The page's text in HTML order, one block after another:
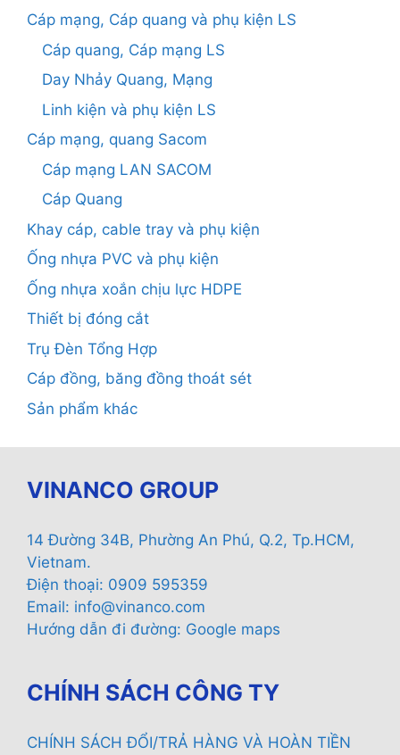
Cáp mạng, Cáp quang và phụ kiện LS
Cáp quang, Cáp mạng LS
Day Nhảy Quang, Mạng
Linh kiện và phụ kiện LS
Cáp mạng, quang Sacom
Cáp mạng LAN SACOM
Cáp Quang
Khay cáp, cable tray và phụ kiện
Ống nhựa PVC và phụ kiện
Ống nhựa xoắn chịu lực HDPE
Thiết bị đóng cắt
Trụ Đèn Tổng Hợp
Cáp đồng, băng đồng thoát sét
Sản phẩm khác
VINANCO GROUP
14 Đường 34B, Phường An Phú, Q.2, Tp.HCM,
Vietnam.
Điện thoại: 0909 595359
Email: info@vinanco.com
Hướng dẫn đi đường: Google maps
CHÍNH SÁCH CÔNG TY
CHÍNH SÁCH ĐỔI/TRẢ HÀNG VÀ HOÀN TIỀN